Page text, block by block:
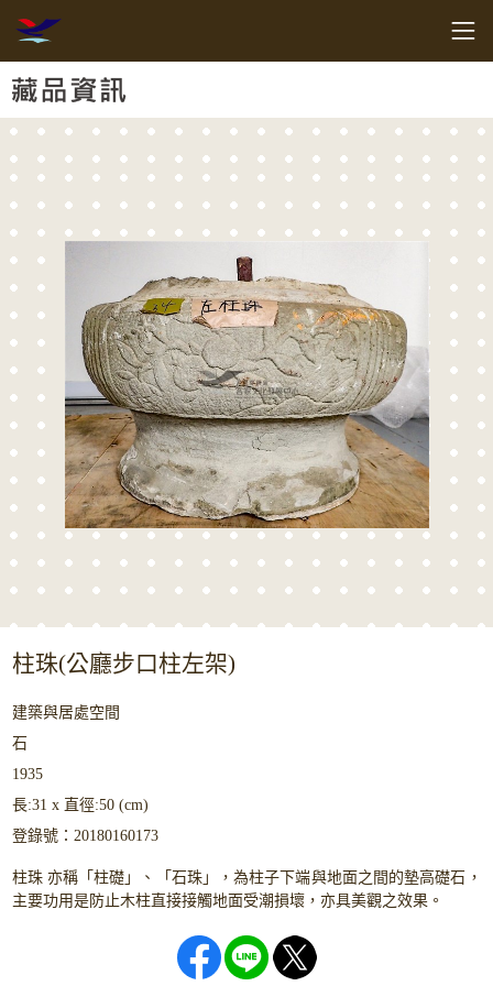
客家委員會客家文化發展中心
網頁導覽
藏品資訊
柱珠(公廳步口柱左架)
建築與居處空間
石
1935
長:31 x 直徑:50 (cm)
登錄號：20180160173
柱珠 亦稱「柱礎」、「石珠」，為柱子下端與地面之間的墊高礎石，
主要功用是防止木柱直接接觸地面受潮損壞，亦具美觀之效果。